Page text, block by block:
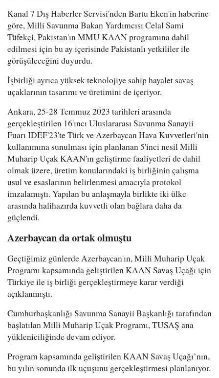
Kanal 7 Dış Haberler Servisi'nden Bartu Eken'in haberine
göre, Milli Savunma Bakan Yardımcısı Celal Sami
Tüfekçi, Pakistan'ın MMU KAAN programına dahil
edilmesi için bu ay içerisinde Pakistanlı yetkililer ile
görüşüleceğini duyurdu.
İşbirliği ayrıca yüksek teknolojiye sahip hayalet savaş
uçaklarının tasarımı ve üretimini de içeriyor.
Ankara, 25-28 Temmuz 2023 tarihleri arasında
gerçekleştirilen 16'ıncı Uluslararası Savunma Sanayii
Fuarı IDEF'23'te Türk ve Azerbaycan Hava Kuvvetleri'nin
kullanımına sunulması için planlanan 5'inci nesil Milli
Muharip Uçak KAAN'ın geliştirme faaliyetleri de dahil
olmak üzere, üretim konularındaki iş birliğinin çalışma
usul ve esaslarının belirlenmesi amacıyla protokol
imzalamıştı. Yapılan bu anlaşmayla birlikte iki ülke
arasında halihazırda kuvvetli olan bağlara daha da
güçlendi.
Azerbaycan da ortak olmuştu
Geçtiğimiz günlerde Azerbaycan'ın, Milli Muharip Uçak
Programı kapsamında geliştirilen KAAN Savaş Uçağı için
Türkiye ile iş birliği gerçekleştirmeye karar verdiği
açıklanmıştı.
Cumhurbaşkanlığı Savunma Sanayii Başkanlığı tarafından
başlatılan Milli Muharip Uçak Programı, TUSAŞ ana
yükleniciliğinde devam ediyor.
Program kapsamında geliştirilen KAAN Savaş Uçağı’nın,
bu yılın sonunda ilk uçuşunu gerçekleştirmesi planlanıyor.